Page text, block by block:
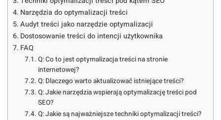
Narzędzia do optymalizacji treści
Audyt treści jako narzędzie optymalizacji
Dostosowanie treści do intencji użytkownika
FAQ
Q: Co to jest optymalizacja treści na stronie
internetowej?
Q: Dlaczego warto aktualizować istniejące treści?
Q: Jakie narzędzia wspierają optymalizację treści pod
SEO?
Q: Jakie są najważniejsze techniki optymalizacji treści?